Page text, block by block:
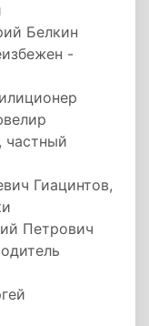
Белкин
-
Гиацинтов,
Петрович